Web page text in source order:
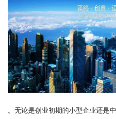
。无论是创业初期的小型企业还是